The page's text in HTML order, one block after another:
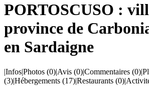
PORTOSCUSO :
province de
en Sardaigne
|Infos|Photos (0)|Avis (0)|Commentaires (0)|
(3)|Hébergements (17)|Restaurants (0)|